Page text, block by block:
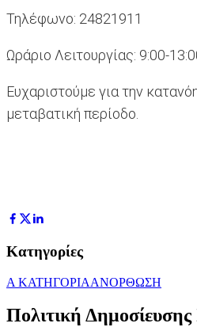
Τηλέφωνο: 24821911
Ωράριο Λειτουργίας: 9:00-
Ευχαριστούμε για την
μεταβατική περίοδο.
Κατηγορίες
Α ΚΑΤΗΓΟΡΙΑΑΝΟΡΘΩΣΗ
Πολιτική